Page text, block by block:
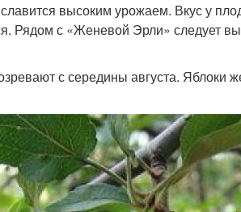
высоким урожаем. Вкус у
Рядом с «Женевой Эрли» следует
с середины августа. Яблоки